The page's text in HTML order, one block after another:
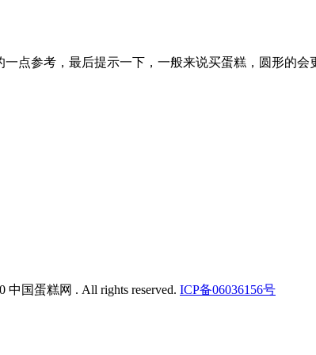
点参考，最后提示一下，一般来说买蛋糕，圆形的会
中国蛋糕网 . All rights reserved. ICP备06036156号